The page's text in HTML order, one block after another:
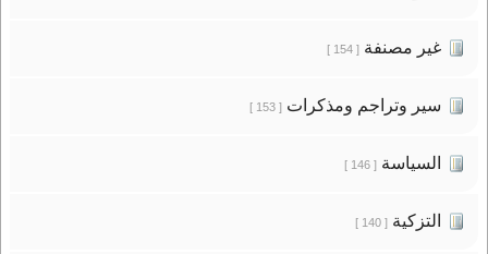
غير مصنفة[ 154 ]
سير وتراجم ومذكرات[ 153 ]
السياسة[ 146 ]
التزكية[ 140 ]